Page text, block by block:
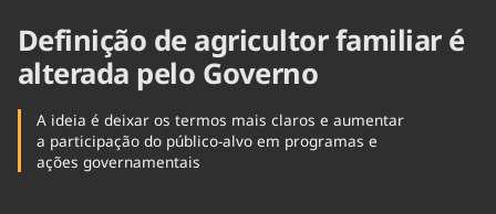
Definição de agricultor familiar é
alterada pelo Governo
A ideia é deixar os termos mais claros e aumentar
a participação do público-alvo em programas e
ações governamentais